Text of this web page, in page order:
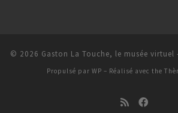
© 2026 Gaston La Touche, le musée virtuel
Propulsé par WP – Réalisé avec the